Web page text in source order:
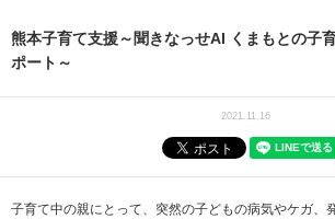
熊本子育て支援～聞きなっせAI くまもとの子
ポート～
2021.11.16
子育て中の親にとって、突然の子どもの病気やケガ、